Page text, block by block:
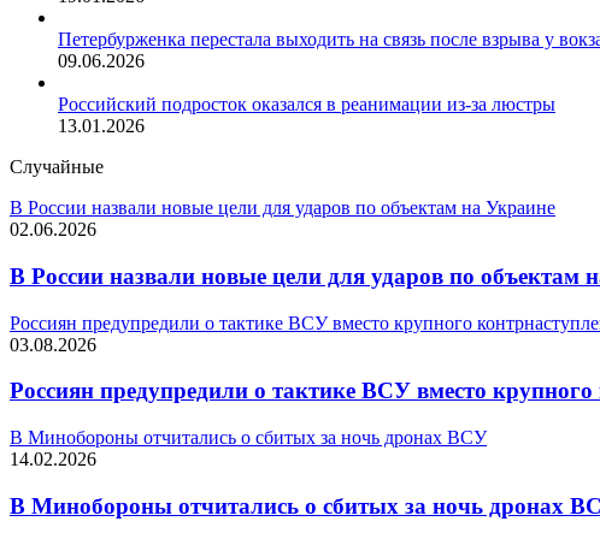
Петербурженка перестала выходить на связь после взрыва у
09.06.2026
Российский подросток оказался в реанимации из-за люстры
13.01.2026
Случайные
В России назвали новые цели для ударов по объектам на Украине
02.06.2026
В России назвали новые цели для ударов по объектам
Россиян предупредили о тактике ВСУ вместо крупного
03.08.2026
Россиян предупредили о тактике ВСУ вместо крупного
В Минобороны отчитались о сбитых за ночь дронах ВСУ
14.02.2026
В Минобороны отчитались о сбитых за ночь дронах